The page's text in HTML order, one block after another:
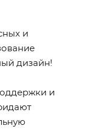
и
дизайн!
и